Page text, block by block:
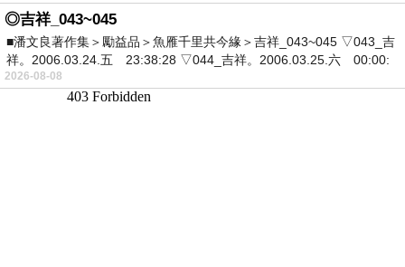
◎吉祥_043~045
■潘文良著作集＞勵益品＞魚雁千里共今緣＞吉祥_043~045 ▽043_吉
祥。2006.03.24.五 23:38:28 ▽044_吉祥。2006.03.25.六 00:00:
2026-08-08